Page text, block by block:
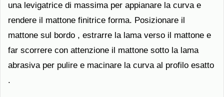
una levigatrice di massima per appianare la curva e
rendere il mattone finitrice forma. Posizionare il
mattone sul bordo , estrarre la lama verso il mattone e
far scorrere con attenzione il mattone sotto la lama
abrasiva per pulire e macinare la curva al profilo esatto
.